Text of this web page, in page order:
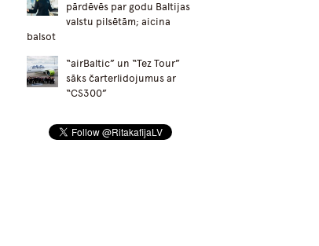
pārdēvēs par godu Baltijas
valstu pilsētām; aicina
balsot
“airBaltic” un “Tez Tour”
sāks čarterlidojumus ar
“CS300”